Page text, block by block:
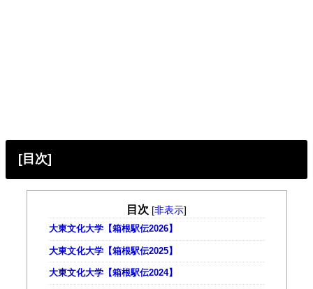
[目次]
目次 [非表示]
大東文化大学【箱根駅伝2026】
大東文化大学【箱根駅伝2025】
大東文化大学【箱根駅伝2024】